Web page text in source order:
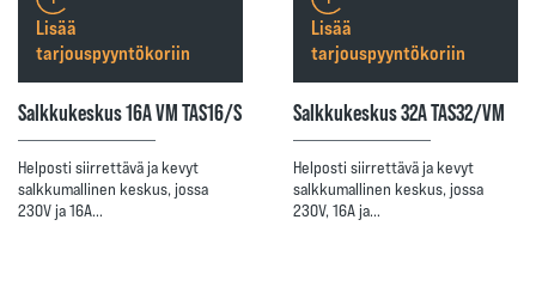
Salkkukeskus 16A VM TAS16/S
Helposti siirrettävä ja kevyt
salkkumallinen keskus, jossa
230V ja 16A…
Lisää
tarjouspyyntökoriin
Salkkukeskus 32A TAS32/VM
Helposti siirrettävä ja kevyt
salkkumallinen keskus, jossa
230V, 16A ja…
Lisää
tarjouspyyntökoriin